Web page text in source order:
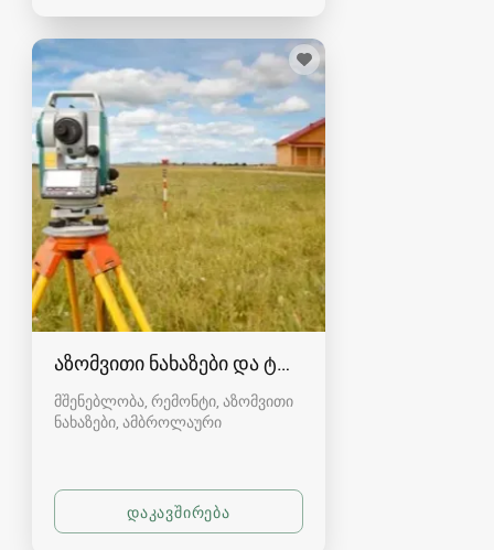
აზომვითი ნახაზები და ტოპოგრაფია რაჭაში
მშენებლობა, რემონტი, აზომვითი
ნახაზები ამბროლაური